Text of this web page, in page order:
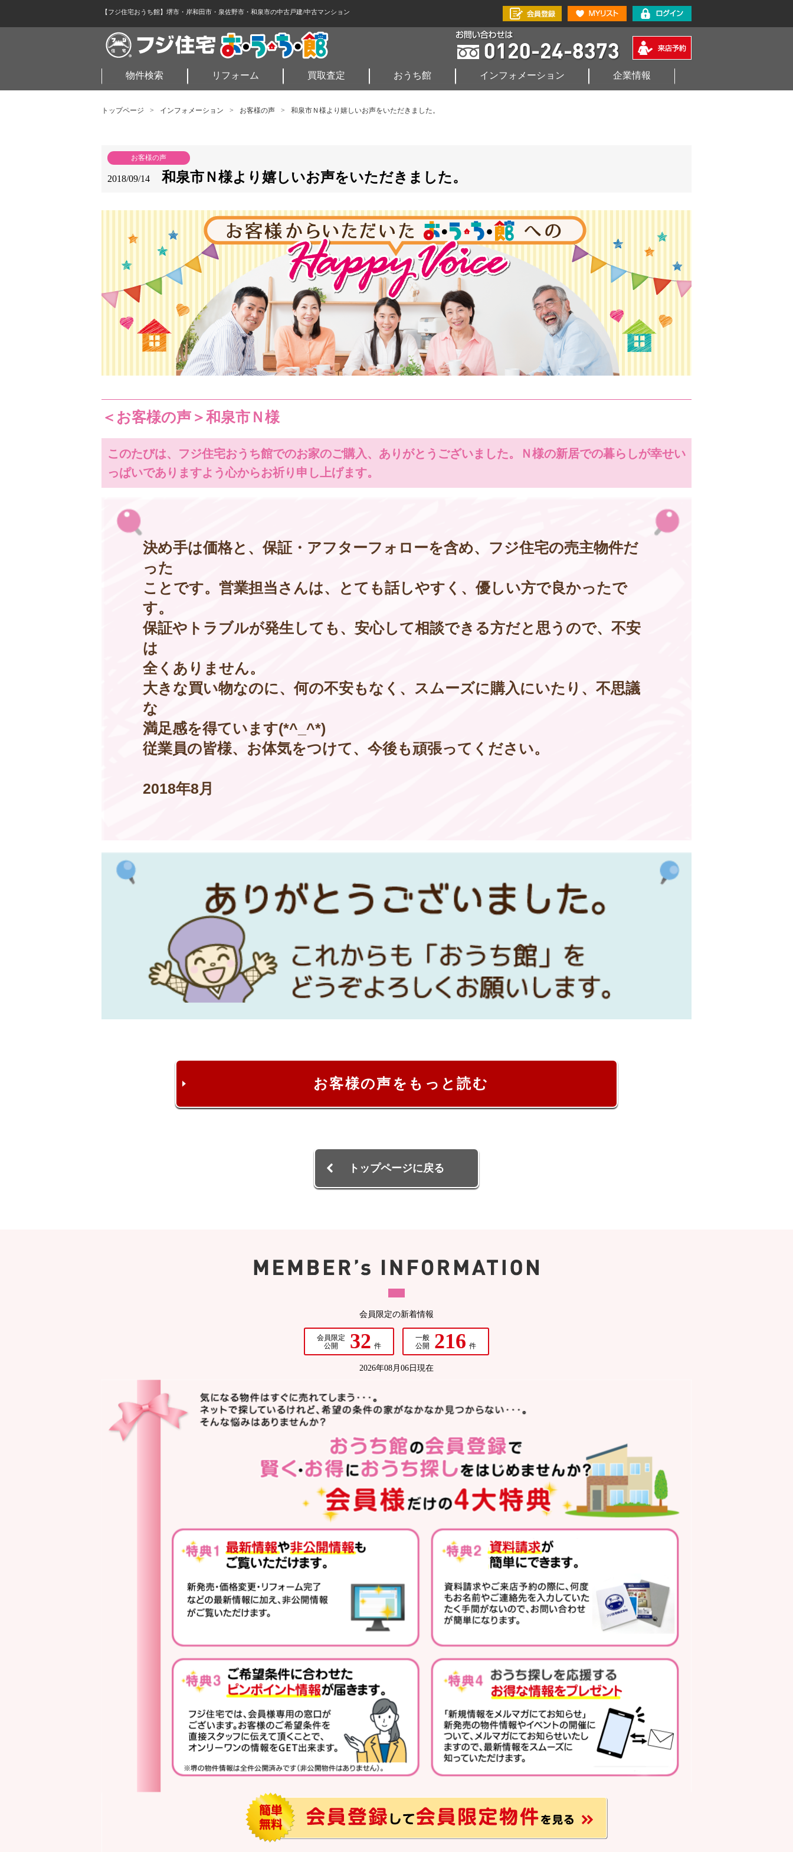
【フジ住宅おうち館】堺市・岸和田市・泉佐野市・和泉市の中古戸建/中古マンション
物件検索 リフォーム 買取査定 おうち館 インフォメーション 企業情報
トップページ > インフォメーション > お客様の声 > 和泉市Ｎ様より嬉しいお声をいただきました。
お客様の声
2018/09/14 和泉市Ｎ様より嬉しいお声をいただきました。
＜お客様の声＞和泉市Ｎ様
このたびは、フジ住宅おうち館でのお家のご購入、ありがとうございました。Ｎ様の新居での暮らしが幸せい
っぱいでありますよう心からお祈り申し上げます。
決め手は価格と、保証・アフターフォローを含め、フジ住宅の売主物件だ
った
ことです。営業担当さんは、とても話しやすく、優しい方で良かったで
す。
保証やトラブルが発生しても、安心して相談できる方だと思うので、不安
は
全くありません。
大きな買い物なのに、何の不安もなく、スムーズに購入にいたり、不思議
な
満足感を得ています(*^_^*)
従業員の皆様、お体気をつけて、今後も頑張ってください。
2018年8月
お客様の声をもっと読む
トップページに戻る
会員限定の新着情報
会員限定
公開
32 件
一般
公開
216 件
2026年08月06日現在